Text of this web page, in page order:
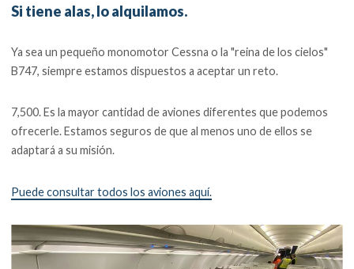
Si tiene alas, lo alquilamos.
Ya sea un pequeño monomotor Cessna o la "reina de los cielos"
B747, siempre estamos dispuestos a aceptar un reto.
7,500. Es la mayor cantidad de aviones diferentes que podemos
ofrecerle. Estamos seguros de que al menos uno de ellos se
adaptará a su misión.
Puede consultar todos los aviones aquí.